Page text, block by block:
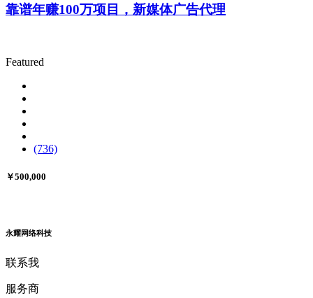
靠谱年赚100万项目，新媒体广告代理
Featured
(736)
￥500,000
永耀网络科技
联系我
服务商